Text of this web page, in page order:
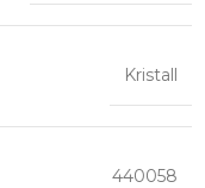
Kristall
440058